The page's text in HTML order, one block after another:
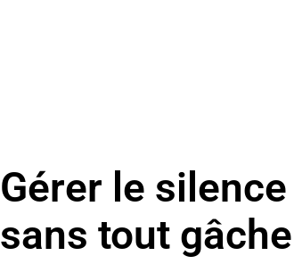
Gérer le
sans tout